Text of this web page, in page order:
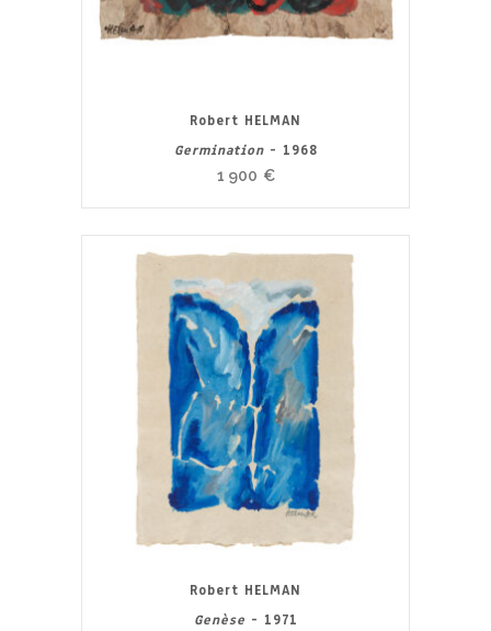
Robert HELMAN
Germination- 1968
1 900 €
Robert HELMAN
Genèse - 1971